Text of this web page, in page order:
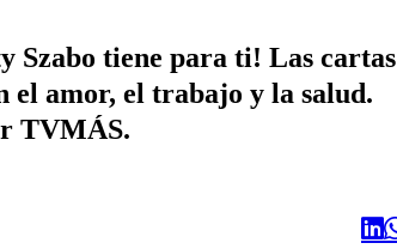
Szabo tiene para ti! Las cartas
el amor, el trabajo y la salud.
TVMÁS.